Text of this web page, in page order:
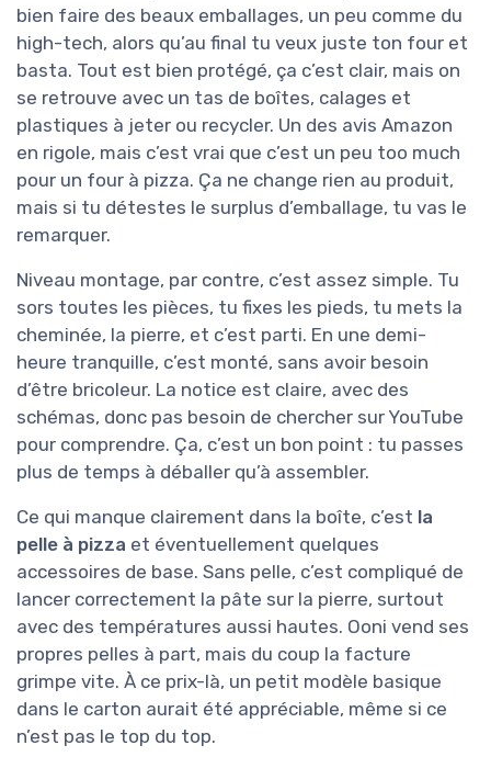
bien faire des beaux emballages, un peu comme du
high-tech, alors qu’au final tu veux juste ton four et
basta. Tout est bien protégé, ça c’est clair, mais on
se retrouve avec un tas de boîtes, calages et
plastiques à jeter ou recycler. Un des avis Amazon
en rigole, mais c’est vrai que c’est un peu too much
pour un four à pizza. Ça ne change rien au produit,
mais si tu détestes le surplus d’emballage, tu vas le
remarquer.
Niveau montage, par contre, c’est assez simple. Tu
sors toutes les pièces, tu fixes les pieds, tu mets la
cheminée, la pierre, et c’est parti. En une demi-
heure tranquille, c’est monté, sans avoir besoin
d’être bricoleur. La notice est claire, avec des
schémas, donc pas besoin de chercher sur YouTube
pour comprendre. Ça, c’est un bon point : tu passes
plus de temps à déballer qu’à assembler.
Ce qui manque clairement dans la boîte, c’est la
pelle à pizza et éventuellement quelques
accessoires de base. Sans pelle, c’est compliqué de
lancer correctement la pâte sur la pierre, surtout
avec des températures aussi hautes. Ooni vend ses
propres pelles à part, mais du coup la facture
grimpe vite. À ce prix-là, un petit modèle basique
dans le carton aurait été appréciable, même si ce
n’est pas le top du top.